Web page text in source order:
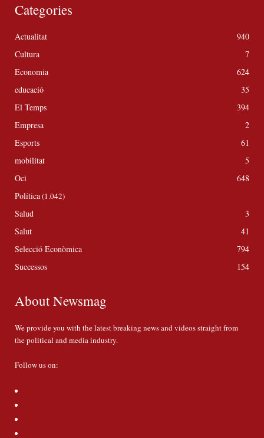
Categories
Actualitat
940
Cultura
7
Economia
624
educació
35
El Temps
394
Empresa
2
Esports
61
mobilitat
5
Oci
648
Política(1.042)
Salud
3
Salut
41
Selecció Econòmica
794
Successos
154
About Newsmag
We provide you with the latest breaking news and videos straight from
the political and media industry.
Follow us on: